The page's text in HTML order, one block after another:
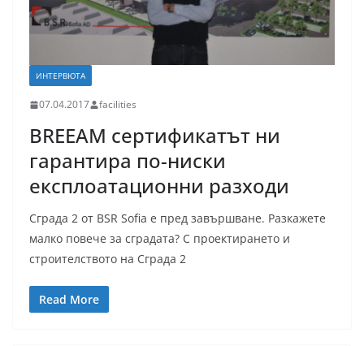
ИНТЕРВЮТА
07.04.2017 facilities
BREEAM сертификатът ни
гарантира по-ниски
експлоатационни разходи
Сграда 2 от BSR Sofia е пред завършване. Разкажете
малко повече за сградата? С проектирането и
строителството на Сграда 2
Read More